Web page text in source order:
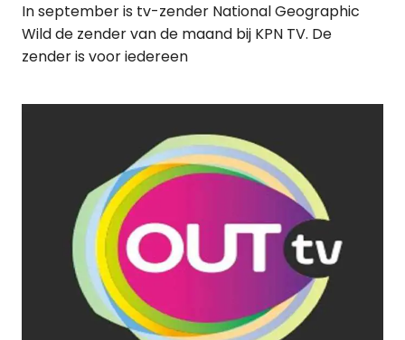
In september is tv-zender National Geographic
Wild de zender van de maand bij KPN TV. De
zender is voor iedereen